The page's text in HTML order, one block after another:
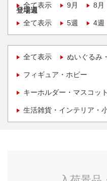
全て表示
9月 8月
登場週
全て表示
5週 4週
全て表示 ぬいぐるみ
フィギュア・ホビー
キーホルダー・マスコッ
生活雑貨・インテリア・